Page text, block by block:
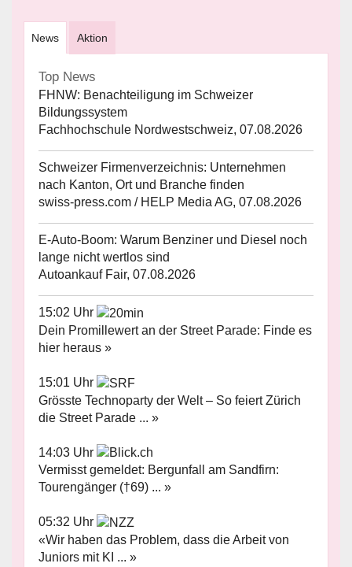
News Aktion
Top News
FHNW: Benachteiligung im Schweizer
Bildungssystem
Fachhochschule Nordwestschweiz, 07.08.2026
Schweizer Firmenverzeichnis: Unternehmen
nach Kanton, Ort und Branche finden
swiss-press.com / HELP Media AG, 07.08.2026
E-Auto-Boom: Warum Benziner und Diesel noch
lange nicht wertlos sind
Autoankauf Fair, 07.08.2026
15:02 Uhr
Dein Promillewert an der Street Parade: Finde es
hier heraus »
15:01 Uhr
Grösste Technoparty der Welt – So feiert Zürich
die Street Parade ... »
14:03 Uhr
Vermisst gemeldet: Bergunfall am Sandfirn:
Tourengänger (†69) ... »
05:32 Uhr
«Wir haben das Problem, dass die Arbeit von
Juniors mit KI ... »